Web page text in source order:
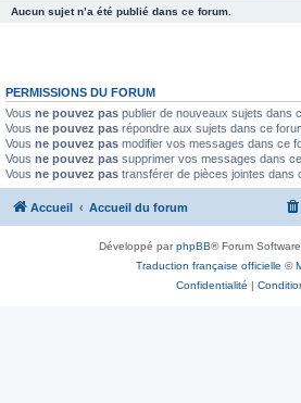
Aucun sujet n’a été publié dans ce forum.
PERMISSIONS DU FORUM
Vous ne pouvez pas publier de nouveaux sujets dans
Vous ne pouvez pas répondre aux sujets dans ce
Vous ne pouvez pas modifier vos messages dans ce
Vous ne pouvez pas supprimer vos messages dans
Vous ne pouvez pas transférer de pièces jointes dans
Accueil Accueil du forum
Développé parphpBB® Forum
Traduction française officielle ©
Confidentialité |